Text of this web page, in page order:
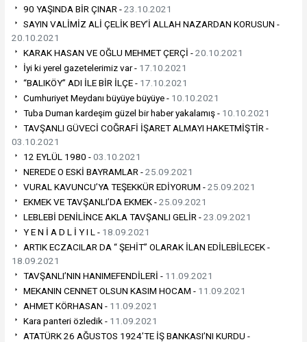
90 YAŞINDA BİR ÇINAR -23.10.2021
SAYIN VALİMİZ ALİ ÇELİK BEY’İ ALLAH NAZARDAN KORUSUN -
20.10.2021
KARAK HASAN VE OĞLU MEHMET ÇERÇİ -20.10.2021
İyi ki yerel gazetelerimiz var - 17.10.2021
“BALIKÖY” ADI İLE BİR İLÇE - 17.10.2021
Cumhuriyet Meydanı büyüye büyüye - 10.10.2021
Tuba Duman kardeşim güzel bir haber yakalamış - 10.10.2021
TAVŞANLI GÜVECİ COĞRAFİ İŞARET ALMAYI HAKETMİŞTİR -
03.10.2021
12 EYLÜL 1980 -03.10.2021
NEREDE O ESKİ BAYRAMLAR -25.09.2021
VURAL KAVUNCU’YA TEŞEKKÜR EDİYORUM -25.09.2021
EKMEK VE TAVŞANLI’DA EKMEK -25.09.2021
LEBLEBİ DENİLİNCE AKLA TAVŞANLI GELİR -23.09.2021
Y E N İ A D L İ Y I L - 18.09.2021
ARTIK ECZACILAR DA “ ŞEHİT” OLARAK İLAN EDİLEBİLECEK -
18.09.2021
TAVŞANLI’NIN HANIMEFENDİLERİ - 11.09.2021
MEKANIN CENNET OLSUN KASIM HOCAM - 11.09.2021
AHMET KÖRHASAN - 11.09.2021
Kara panteri özledik - 11.09.2021
ATATÜRK 26 AĞUSTOS 1924’TE İŞ BANKASI’NI KURDU -